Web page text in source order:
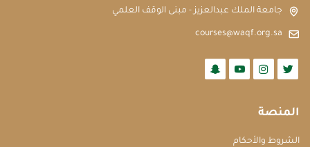
جامعة الملك عبدالعزيز - مبنى الوقف العلمي
courses@waqf.org.sa
المنصة
الشروط والأحكام